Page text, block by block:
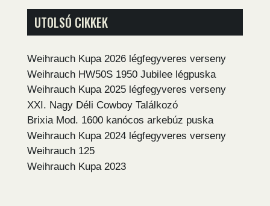
UTOLSÓ CIKKEK
Weihrauch Kupa 2026 légfegyveres verseny
Weihrauch HW50S 1950 Jubilee légpuska
Weihrauch Kupa 2025 légfegyveres verseny
XXI. Nagy Déli Cowboy Találkozó
Brixia Mod. 1600 kanócos arkebúz puska
Weihrauch Kupa 2024 légfegyveres verseny
Weihrauch 125
Weihrauch Kupa 2023